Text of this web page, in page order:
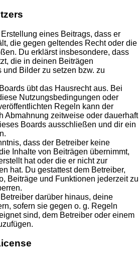
eines Beitrags, dass er
die gegen geltendes Recht oder die
Du erklärst insbesondere, dass
die in deinen Beiträgen
und Bilder zu setzen bzw. zu
übt das Hausrecht aus. Bei
Nutzungsbedingungen oder
Regeln kann der
Abmahnung zeitweise oder dauerhaft
Boards ausschließen und dir ein
dass der Betreiber keine
Inhalte von Beiträgen übernimmt,
hat oder die er nicht zur
hat. Du gestattest dem Betreiber,
Beiträge und Funktionen jederzeit zu
darüber hinaus, deine
sofern sie gegen o. g. Regeln
sind, dem Betreiber oder einem